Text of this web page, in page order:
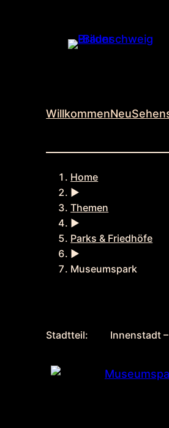
WillkommenNeu
Home
►
Themen
►
Parks & Friedhöfe
►
Museumspark
Stadtteil: Innenstadt